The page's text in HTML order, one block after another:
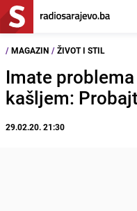
/ MAGAZIN / ŽIVOT I STIL
Imate
kašljem:
29.02.20. 21:30